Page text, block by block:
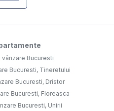
Bucuresti
Bucuresti, Tineretului
Bucuresti, Dristor
Bucuresti, Floreasca
Bucuresti, Unirii